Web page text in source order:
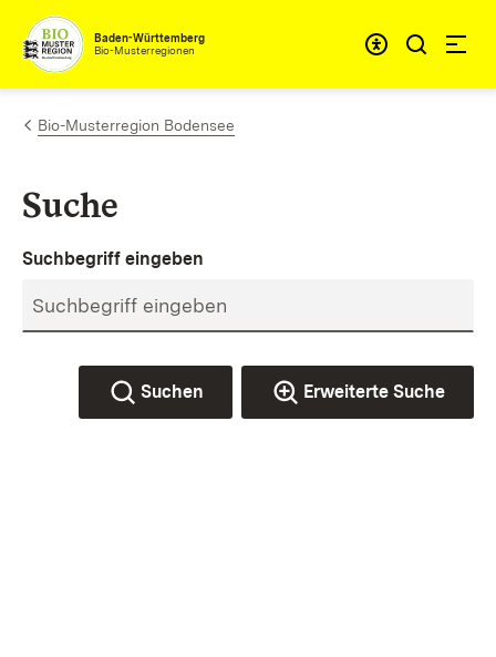
Zum Inhalt springen
Baden-Württemberg
Bio-Musterregionen
Bio-Musterregion Bodensee
Suche
Suchbegriff eingeben
Suchen Erweiterte Suche